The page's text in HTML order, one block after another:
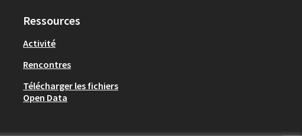
Ressources
Activité
Rencontres
Télécharger les fichiers
Open Data